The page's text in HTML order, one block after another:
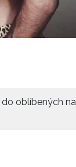
do oblíbených na